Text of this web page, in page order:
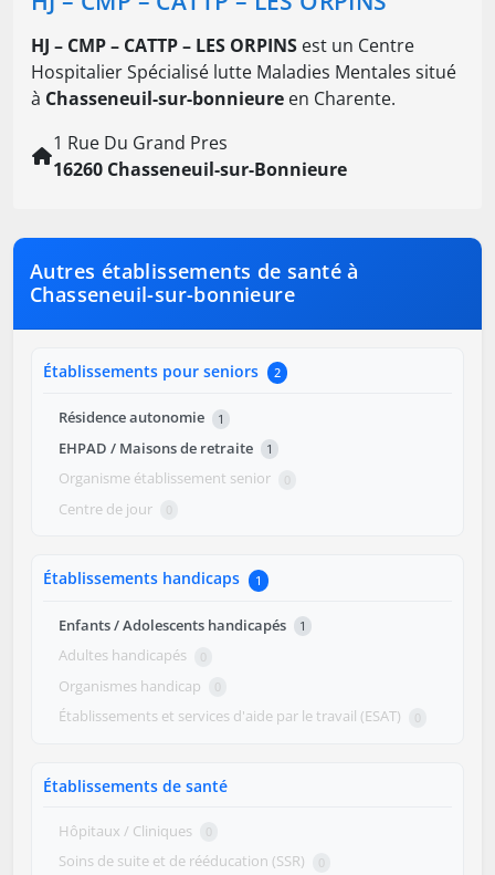
HJ – CMP – CATTP – LES ORPINS est un Centre
Hospitalier Spécialisé lutte Maladies Mentales situé
à Chasseneuil-sur-bonnieure en Charente.
1 Rue Du Grand Pres
16260 Chasseneuil-sur-Bonnieure
Autres établissements de santé à
Chasseneuil-sur-bonnieure
Établissements pour seniors 2
Résidence autonomie 1
EHPAD / Maisons de retraite 1
Organisme établissement senior 0
Centre de jour 0
Établissements handicaps 1
Enfants / Adolescents handicapés 1
Adultes handicapés 0
Organismes handicap 0
Établissements et services d'aide par le travail (ESAT) 0
Établissements de santé
Hôpitaux / Cliniques 0
Soins de suite et de rééducation (SSR) 0